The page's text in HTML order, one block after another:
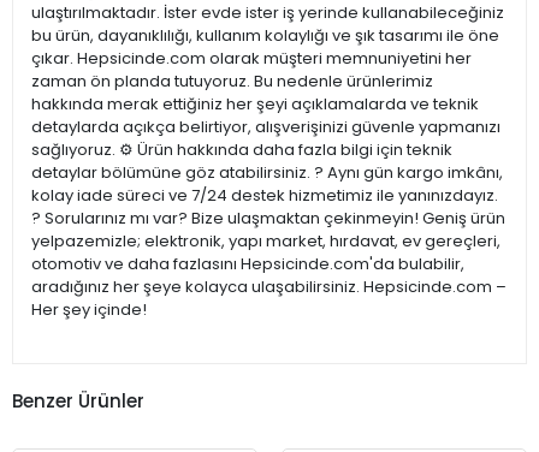
ulaştırılmaktadır. İster evde ister iş yerinde kullanabileceğiniz
bu ürün, dayanıklılığı, kullanım kolaylığı ve şık tasarımı ile öne
çıkar. Hepsicinde.com olarak müşteri memnuniyetini her
zaman ön planda tutuyoruz. Bu nedenle ürünlerimiz
hakkında merak ettiğiniz her şeyi açıklamalarda ve teknik
detaylarda açıkça belirtiyor, alışverişinizi güvenle yapmanızı
sağlıyoruz. ⚙️ Ürün hakkında daha fazla bilgi için teknik
detaylar bölümüne göz atabilirsiniz. ? Aynı gün kargo imkânı,
kolay iade süreci ve 7/24 destek hizmetimiz ile yanınızdayız.
? Sorularınız mı var? Bize ulaşmaktan çekinmeyin! Geniş ürün
yelpazemizle; elektronik, yapı market, hırdavat, ev gereçleri,
otomotiv ve daha fazlasını Hepsicinde.com'da bulabilir,
aradığınız her şeye kolayca ulaşabilirsiniz. Hepsicinde.com –
Her şey içinde!
Benzer Ürünler